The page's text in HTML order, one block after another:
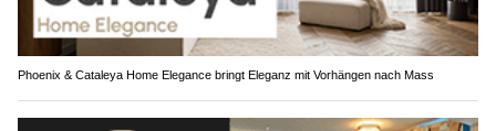
Phoenix & Cataleya Home Elegance bringt Eleganz mit Vorhängen nach Mass